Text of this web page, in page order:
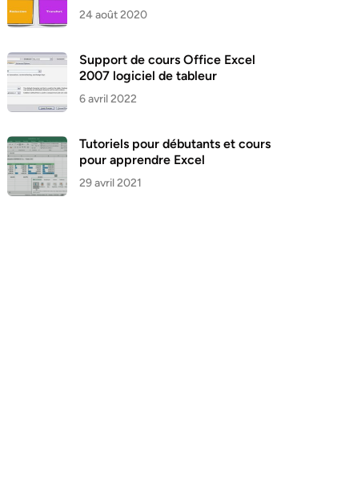
24 août 2020
Support de cours Office Excel
2007 logiciel de tableur
6 avril 2022
Tutoriels pour débutants et cours
pour apprendre Excel
29 avril 2021